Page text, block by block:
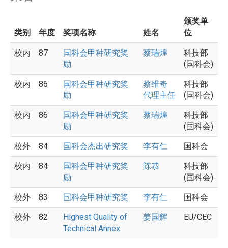
类别 年度 奖项名称 姓名
颁奖单
位
校内 87
国科会甲种研究奖
励
蔡瑞煌
科技部
(国科会)
校内 86
国科会甲种研究奖
励
蔡维奇
代理主任
科技部
(国科会)
校内 86
国科会甲种研究奖
励
蔡瑞煌
科技部
(国科会)
校外 84 国科会杰出研究奖 李有仁 国科会
校内 84
国科会甲种研究奖
励
陈恭
科技部
(国科会)
校外 83 国科会甲种研究奖 李有仁 国科会
校外 82
Highest Quality of
Technical Annex
姜国辉 EU/CEC